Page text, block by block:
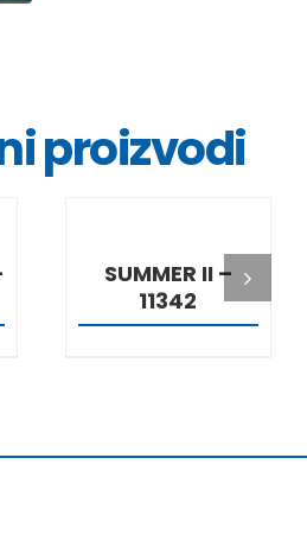
proizvodi
SUMMER II –
11342